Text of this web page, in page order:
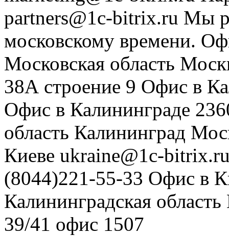
partners@1c-bitrix.ru Мы
московскому времени.
Московская область
38А строение 9 Офис в
Офис в Калининграде
область Калининград
Киеве ukraine@1c-
(8044)221-55-33 Офис в
Калининградская область
39/41 офис 1507